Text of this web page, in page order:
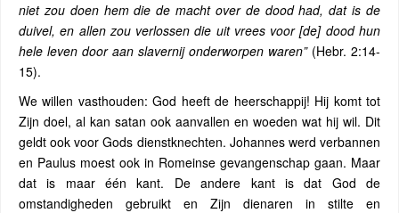
niet zou doen hem die de macht over de dood had, dat is de
duivel, en allen zou verlossen die uit vrees voor [de] dood hun
hele leven door aan slavernij onderworpen waren”(Hebr. 2:14-
15).
We willen vasthouden: God heeft de heerschappij! Hij komt tot
Zijn doel, al kan satan ook aanvallen en woeden wat hij wil. Dit
geldt ook voor Gods dienstknechten. Johannes werd verbannen
en Paulus moest ook in Romeinse gevangenschap gaan. Maar
dat is maar één kant. De andere kant is dat God de
omstandigheden gebruikt en Zijn dienaren in stilte en